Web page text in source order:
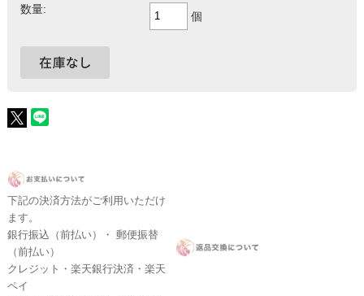
数量:
個
下記の決済方法がご利用いただけ
ます。
銀行振込（前払い）・ 郵便振替
（前払い）
クレジット・楽天銀行決済・楽天
ペイ